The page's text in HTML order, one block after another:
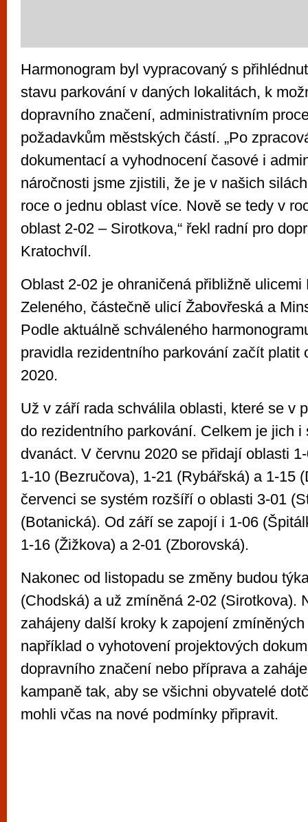
Harmonogram byl vypracovaný s
stavu parkování v daných lokalitách, k
dopravního značení, administrativním
požadavkům městských částí. „Po
dokumentací a vyhodnocení časové i
náročnosti jsme zjistili, že je v našich
roce o jednu oblast více. Nově se tedy v
oblast 2-02 – Sirotkova,“ řekl radní pro
Kratochvíl.
Oblast 2-02 je ohraničená přibližně ulicemi
Zeleného, částečně ulicí Žabovřeská a
Podle aktuálně schváleného
pravidla rezidentního parkování začít platit
2020.
Už v září rada schválila oblasti, které se v
do rezidentního parkování. Celkem je jich i
dvanáct. V červnu 2020 se přidají oblasti
1-10 (Bezručova), 1-21 (Rybářská) a 1-15
červenci se systém rozšíří o oblasti 3-01
(Botanická). Od září se zapojí i 1-06
1-16 (Žižkova) a 2-01 (Zborovská).
Nakonec od listopadu se změny budou
(Chodská) a už zmíněná 2-02 (Sirotkova).
zahájeny další kroky k zapojení
například o vyhotovení projektových
dopravního značení nebo příprava a
kampaně tak, aby se všichni obyvatelé
mohli včas na nové podmínky připravit.